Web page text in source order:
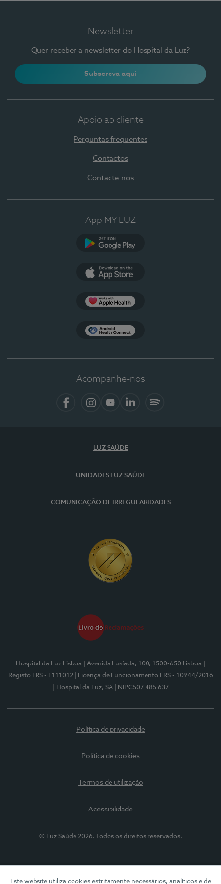
Este website utiliza cookies estritamente necessários, analíticos e de
Newsletter
Quer receber a newsletter do Hospital da Luz?
Subscreva aqui
Apoio ao cliente
Perguntas frequentes
Contactos
Contacte-nos
App MY LUZ
Acompanhe-nos
LUZ SAÚDE
UNIDADES LUZ SAÚDE
COMUNICAÇÃO DE IRREGULARIDADES
Hospital da Luz Lisboa | Avenida Lusíada, 100, 1500-650 Lisboa
Registo ERS - E111012
| Licença de Funcionamento ERS - 10944/2016
| Hospital da Luz, SA
| NIPC507 485 637
Política de privacidade
Política de cookies
Termos de utilização
Acessibilidade
© Luz Saúde 2026. Todos os direitos reservados.